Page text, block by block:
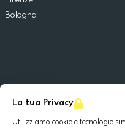
La tua Privacy
Utilizziamo cookie e tecnologie
Bologna